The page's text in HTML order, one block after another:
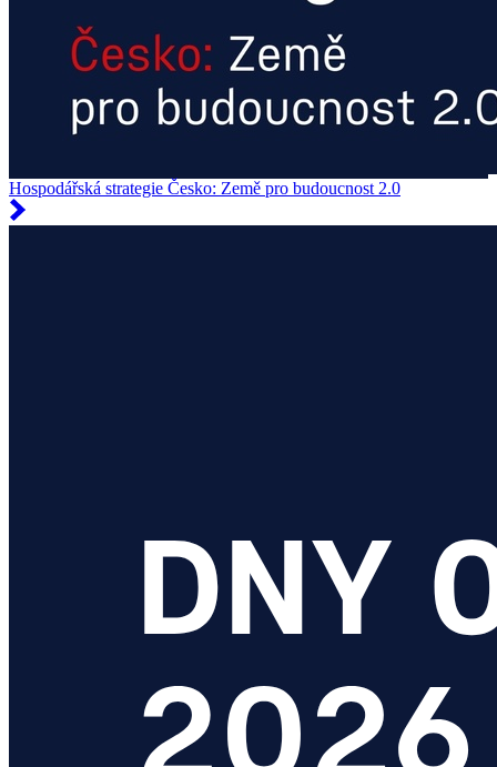
Hospodářská strategie Česko: Země pro budoucnost 2.0